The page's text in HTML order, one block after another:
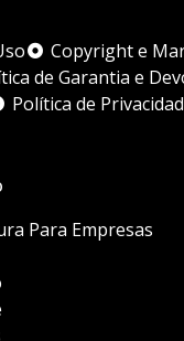
Copyright e
de Garantia e
Política de
Para Empresas